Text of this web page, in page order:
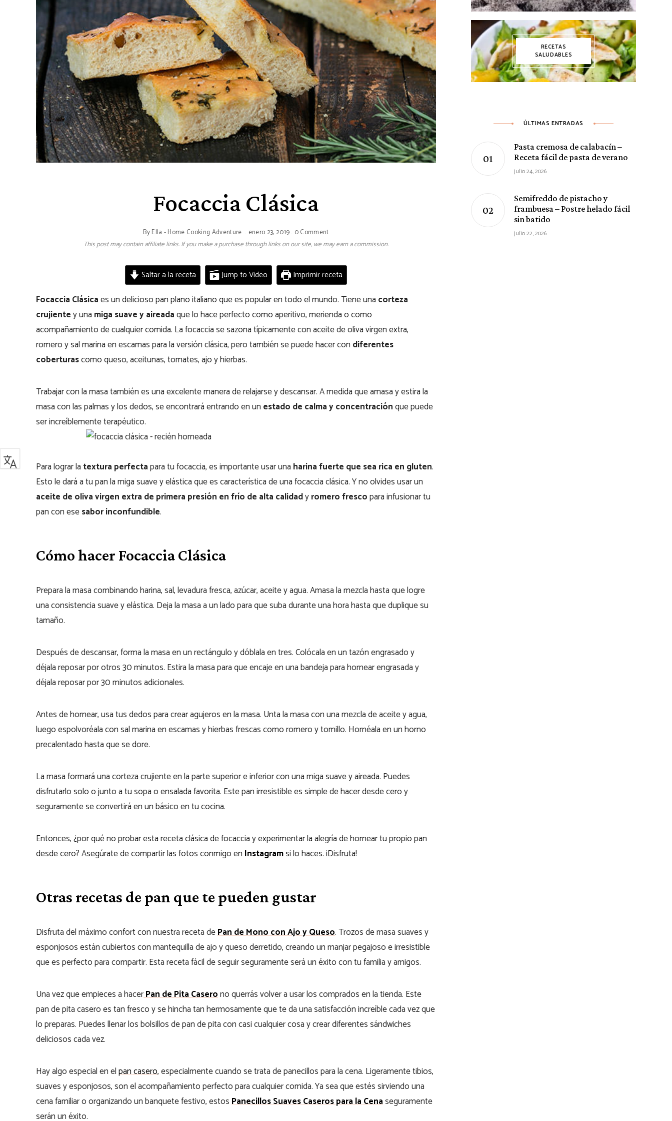
Focaccia Clásica
ByElla - Home Cooking Adventure enero 23, 2019 0 Comment
This post may contain affiliate links. If you make a purchase through links on our site, we may earn a commission.
Saltar a la receta Jump to Video Imprimir receta
Focaccia Clásicaes un delicioso pan plano italiano que es popular en todo el mundo. Tiene una corteza
crujientey una miga suave y aireadaque lo hace perfecto como aperitivo, merienda o como
acompañamiento de cualquier comida. La focaccia se sazona típicamente con aceite de oliva virgen extra,
romero y sal marina en escamas para la versión clásica, pero también se puede hacer con diferentes
coberturascomo queso, aceitunas, tomates, ajo y hierbas.
Trabajar con la masa también es una excelente manera de relajarse y descansar. A medida que amasa y estira la
masa con las palmas y los dedos, se encontrará entrando en un estado de calma y concentraciónque puede
ser increíblemente terapéutico.
Para lograr la textura perfectapara tu focaccia, es importante usar una harina fuerte que sea rica en gluten.
Esto le dará a tu pan la miga suave y elástica que es característica de una focaccia clásica. Y no olvides usar un
aceite de oliva virgen extra de primera presión en frío de alta calidadyromero frescopara infusionar tu
pan con esesabor inconfundible.
Cómo hacer Focaccia Clásica
Prepara la masa combinando harina, sal, levadura fresca, azúcar, aceite y agua. Amasa la mezcla hasta que logre
una consistencia suave y elástica. Deja la masa a un lado para que suba durante una hora hasta que duplique su
tamaño.
Después de descansar, forma la masa en un rectángulo y dóblala en tres. Colócala en un tazón engrasado y
déjala reposar por otros 30 minutos. Estira la masa para que encaje en una bandeja para hornear engrasada y
déjala reposar por 30 minutos adicionales.
Antes de hornear,usa tus dedos para crear agujeros en la masa. Unta la masa con una mezcla de aceite y agua,
luego espolvoréala con sal marina en escamas y hierbas frescas como romero y tomillo. Hornéala en un horno
precalentado hasta que se dore.
La masa formará una corteza crujiente en la parte superior e inferior con una miga suave y aireada. Puedes
disfrutarlo solo ojunto a tu sopa o ensalada favorita. Este pan irresistible es simple de hacer desde cero y
seguramente se convertirá en un básico en tu cocina.
Entonces, ¿por qué no probar esta receta clásica de focaccia y experimentar la alegría de hornear tu propio pan
desde cero? Asegúrate de compartir las fotos conmigo enInstagramsi lo haces. ¡Disfruta!
Otras recetas de pan que te pueden gustar
Disfruta del máximo confort con nuestra receta dePan de Mono con Ajo y Queso. Trozos de masa suaves y
esponjosos están cubiertos con mantequilla de ajo y queso derretido, creando un manjar pegajoso e irresistible
que es perfecto para compartir. Esta receta fácil de seguir seguramente será un éxito con tu familia y amigos.
Una vez que empieces a hacerPan de Pita Caserono querrás volver a usar los comprados en la tienda. Este
pan de pita casero es tan fresco y se hincha tan hermosamente que te da una satisfacción increíble cada vez que
lo preparas. Puedes llenar los bolsillos de pan de pita con casi cualquier cosa y crear diferentes sándwiches
deliciosos cada vez.
Hay algo especial en elpan casero, especialmente cuando se trata de panecillos para la cena. Ligeramente tibios,
suaves y esponjosos, son el acompañamiento perfecto para cualquier comida. Ya sea que estés sirviendo una
cena familiar o organizando un banquete festivo, estosPanecillos Suaves Caseros para la Cenaseguramente
serán un éxito.
RECETAS
SALUDABLES
ÚLTIMAS ENTRADAS
Pasta cremosa de calabacín –
Receta fácil de pasta de verano
julio 24, 2026
Semifreddo de pistacho y
frambuesa – Postre helado fácil
sin batido
julio 22, 2026